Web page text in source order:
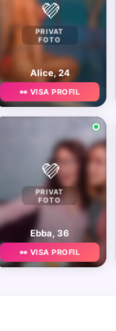
💜
PRIVAT
FOTO
Alice, 24
👀 VISA PROFIL
💜
PRIVAT
FOTO
Ebba, 36
👀 VISA PROFIL